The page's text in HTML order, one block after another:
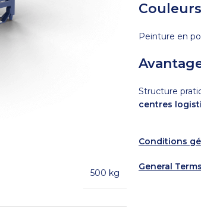
500 kg
Peinture en
Structure
centres
Conditions
General